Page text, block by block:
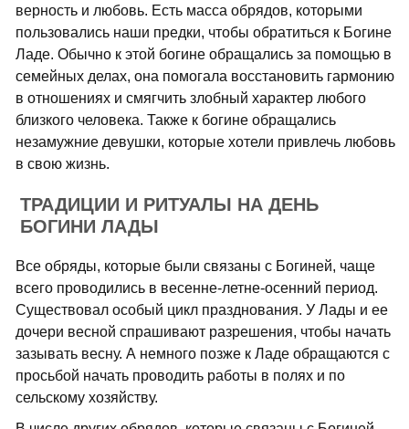
верность и любовь. Есть масса обрядов, которыми
пользовались наши предки, чтобы обратиться к Богине
Ладе. Обычно к этой богине обращались за помощью в
семейных делах, она помогала восстановить гармонию
в отношениях и смягчить злобный характер любого
близкого человека. Также к богине обращались
незамужние девушки, которые хотели привлечь любовь
в свою жизнь.
ТРАДИЦИИ И РИТУАЛЫ НА ДЕНЬ
БОГИНИ ЛАДЫ
Все обряды, которые были связаны с Богиней, чаще
всего проводились в весенне-летне-осенний период.
Существовал особый цикл празднования. У Лады и ее
дочери весной спрашивают разрешения, чтобы начать
зазывать весну. А немного позже к Ладе обращаются с
просьбой начать проводить работы в полях и по
сельскому хозяйству.